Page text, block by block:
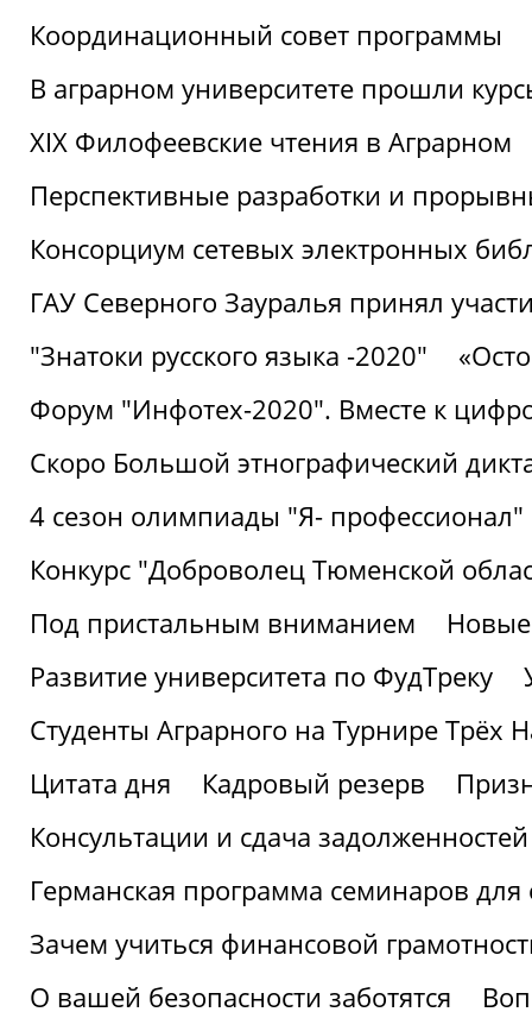
Координационный совет программы
В аграрном университете прошли
XIX Филофеевские чтения в Аграрном
Перспективные разработки и
Консорциум сетевых электронных
ГАУ Северного Зауралья принял
"Знатоки русского языка -2020"
Форум "Инфотех-2020". Вместе к
Скоро Большой этнографический
4 сезон олимпиады "Я- профессионал"
Конкурс "Доброволец Тюменской
Под пристальным вниманием
Развитие университета по ФудТреку
Студенты Аграрного на Турнире Трёх
Цитата дня
Кадровый резерв
Консультации и сдача
Германская программа семинаров для
Зачем учиться финансовой
О вашей безопасности заботятся